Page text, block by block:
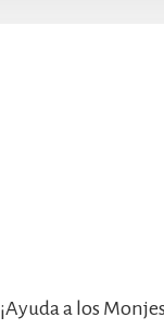
¡Ayuda a los